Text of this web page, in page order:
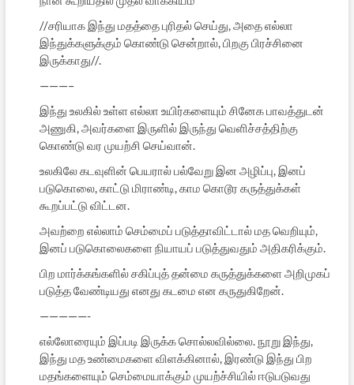
//ச‌ரியாக‌ இந்து ம‌த‌த்தை புரித‌ல் செய்து, அதை எல்லா
இந்துக்க‌ளுக்கும் கொண்டு சென்றால், பிற‌கு பிர‌ச்சினை
இருக்காது//.
———–
இந்து உலகில் உள்ள எல்லா உயிர்களையும் சினேக பாவத்துடன்
அணுகி, அவர்களை இருளில் இருந்து வெளிச்சத்திற்கு
கொண்டு வர முயற்சி செய்வான்.
உல‌கிலே க‌ட‌வுளின் பெயரால் ப‌ல்வேறு இன‌ அழிப்பு, இன‌ப்
ப‌டுகொலை, காட்டு மிராண்டி, காம‌ கொடூர‌ க‌ருத்துக்க‌ள்
கூறப்ப‌ட்டு விட்ட‌ன‌.
அவ‌ற்றை எல்லாம் செம்மைப் ப‌டுத்தாவிட்டால் ம‌த வெறியும்,
இன‌ப் ப‌டுகொலைக‌ளை நியாய‌ப் ப‌டுத்துவ‌தும் அதிக‌ரிக்கும்.
பிற‌ மார்க்க‌ங்க‌ளில் சகிப்புத் தன்மை கருத்துக்களை அறிமுகப்
படுத்த வேண்டியது எனது கடமை என கருதுகிறேன்.
—————-
எல்லோரையும் இப்படி இருக்க சொல்லவில்லை. நூறு இந்து,
இந்து மத உண்மைகளை விளக்கினால், இரண்டு இந்து பிற
மதங்களையும் செம்மையாக்கும் முயற்ச்சியில் ஈடுபடுவது